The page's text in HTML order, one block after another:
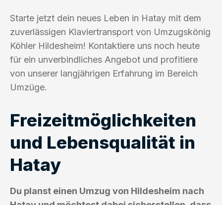
Starte jetzt dein neues Leben in Hatay mit dem
zuverlässigen Klaviertransport von Umzugskönig
Köhler Hildesheim! Kontaktiere uns noch heute
für ein unverbindliches Angebot und profitiere
von unserer langjährigen Erfahrung im Bereich
Umzüge.
Freizeitmöglichkeiten
und Lebensqualität in
Hatay
Du planst einen Umzug von Hildesheim nach